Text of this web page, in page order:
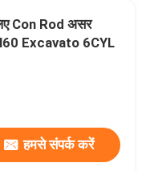
Con Rod असर
Excavato 6CYL
हमसे संपर्क करें